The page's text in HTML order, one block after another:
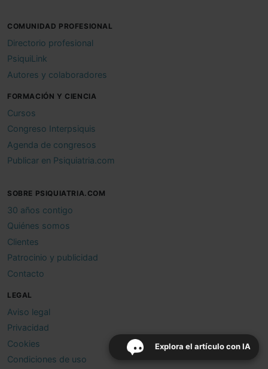
Explora el artículo con IA
COMUNIDAD PROFESIONAL
Directorio profesional
PsiquiLink
Autores y colaboradores
FORMACIÓN Y CIENCIA
Cursos
Congreso Interpsiquis
Agenda de congresos
Publicar en Psiquiatria.com
SOBRE PSIQUIATRIA.COM
30 años contigo
Quiénes somos
Clientes
Patrocinio y publicidad
Contacto
LEGAL
Aviso legal
Privacidad
Cookies
Condiciones de uso